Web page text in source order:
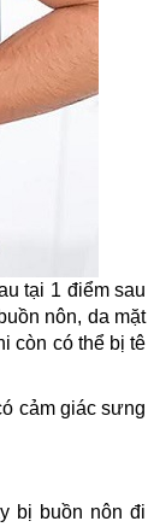
tại 1 điểm sau
nôn, da mặt
còn có thể bị tê
cảm giác sưng
bị buồn nôn đi